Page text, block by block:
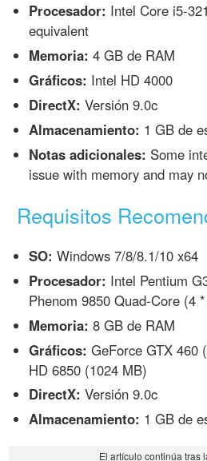
Procesador: Intel Core i5-
equivalent
Memoria: 4 GB de RAM
Gráficos: Intel HD 4000
DirectX: Versión 9.0c
Almacenamiento: 1 GB de
Notas adicionales: Some
issue with memory and may
Requisitos
SO: Windows 7/8/8.1/10 x64
Procesador: Intel Pentium
Phenom 9850 Quad-Core (4
Memoria: 8 GB de RAM
Gráficos: GeForce GTX 460
HD 6850 (1024 MB)
DirectX: Versión 9.0c
Almacenamiento: 1 GB de